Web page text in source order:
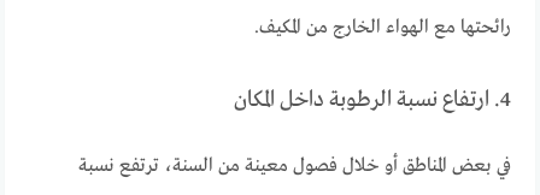
رائحتها مع الهواء الخارج من المكيف.
4. ارتفاع نسبة الرطوبة داخل المكان
في بعض المناطق أو خلال فصول معينة من السنة، ترتفع نسبة